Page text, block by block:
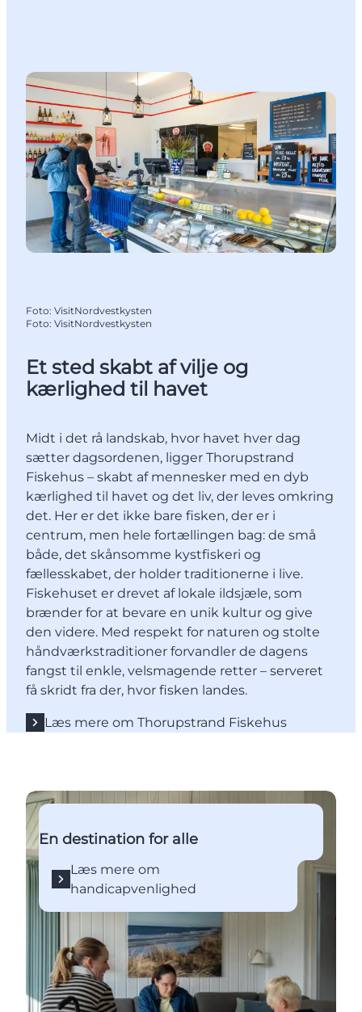
Foto: VisitNordvestkysten
Foto: VisitNordvestkysten
Et sted skabt af vilje og
kærlighed til havet
Midt i det rå landskab, hvor havet hver dag
sætter dagsordenen, ligger Thorupstrand
Fiskehus – skabt af mennesker med en dyb
kærlighed til havet og det liv, der leves omkring
det. Her er det ikke bare fisken, der er i
centrum, men hele fortællingen bag: de små
både, det skånsomme kystfiskeri og
fællesskabet, der holder traditionerne i live.
Fiskehuset er drevet af lokale ildsjæle, som
brænder for at bevare en unik kultur og give
den videre. Med respekt for naturen og stolte
håndværkstraditioner forvandler de dagens
fangst til enkle, velsmagende retter – serveret
få skridt fra der, hvor fisken landes.
Læs mere om Thorupstrand Fiskehus
Læs mere om handicapvenlighed
En destination for alle
Læs mere om
handicapvenlighed